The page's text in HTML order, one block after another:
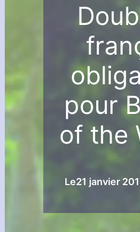
pour
of the
Le21 janvier